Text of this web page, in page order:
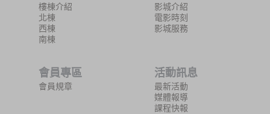
樓棟介紹
北棟
西棟
南棟
影城介紹
電影時刻
影城服務
會員專區
會員規章
活動訊息
最新活動
媒體報導
課程快報